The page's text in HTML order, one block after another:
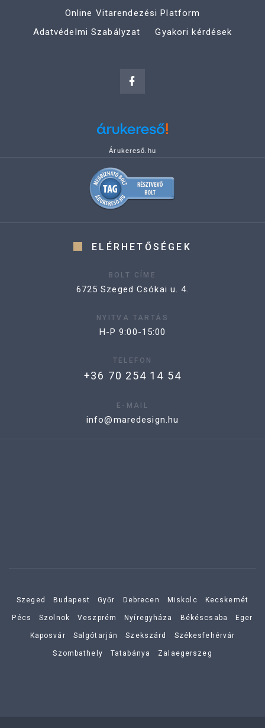
Online Vitarendezési Platform
Adatvédelmi Szabályzat
Gyakori kérdések
Árukereső.hu
ELÉRHETŐSÉGEK
BOLT CÍME
6725 Szeged Csókai u. 4.
NYITVA TARTÁS
H-P 9:00-15:00
TELEFON
+36 70 254 14 54
E-MAIL
info@maredesign.hu
Szeged Budapest Győr Debrecen Miskolc Kecskemét
Pécs Szolnok Veszprém Nyíregyháza Békéscsaba Eger
Kaposvár Salgótarján Szekszárd Székesfehérvár
Szombathely Tatabánya Zalaegerszeg